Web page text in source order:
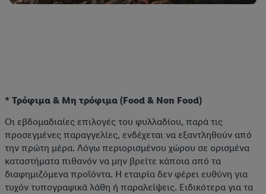
* Τρόφιμα & Μη τρόφιμα (Food & Non Food)
Οι εβδομαδιαίες επιλογές του φυλλαδίου, παρά τις
προσεγμένες παραγγελίες, ενδέχεται να εξαντληθούν από
την πρώτη μέρα. Λόγω περιορισμένου χώρου σε ορισμένα
καταστήματα πιθανόν να μην βρείτε κάποια από τα
διαφημιζόμενα προϊόντα. Η εταιρία δεν φέρει ευθύνη για
τυχόν τυπογραφικά λάθη ή παραλείψεις. Ειδικότερα για τα